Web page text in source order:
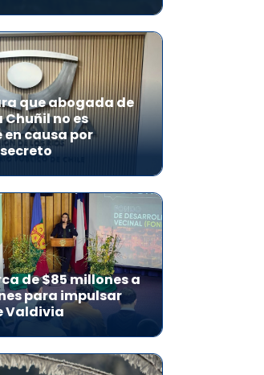
que abogada de
no es
causa por
de $85 millones a
para impulsar
Valdivia